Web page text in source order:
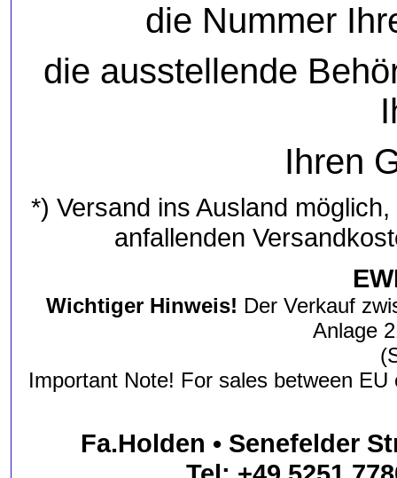
die Nummer
die ausstellende
Ihren
*) Versand ins Ausland
anfallenden
Wichtiger Hinweis! Der Verkauf
Anlage
Important Note! For sales between
Fa.Holden • Senefelder